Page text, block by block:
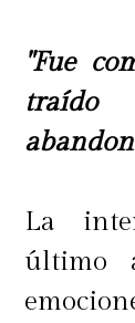
"Fue
La
último